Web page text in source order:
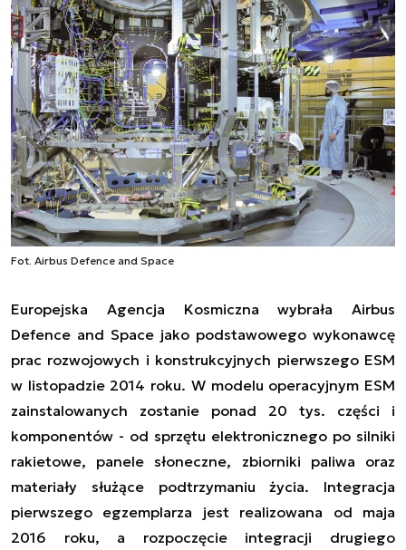
Fot. Airbus Defence and Space
Europejska Agencja Kosmiczna wybrała Airbus
Defence and Space jako podstawowego wykonawcę
prac rozwojowych i konstrukcyjnych pierwszego ESM
w listopadzie 2014 roku. W modelu operacyjnym ESM
zainstalowanych zostanie ponad 20 tys. części i
komponentów - od sprzętu elektronicznego po silniki
rakietowe, panele słoneczne, zbiorniki paliwa oraz
materiały służące podtrzymaniu życia. Integracja
pierwszego egzemplarza jest realizowana od maja
2016 roku, a rozpoczęcie integracji drugiego